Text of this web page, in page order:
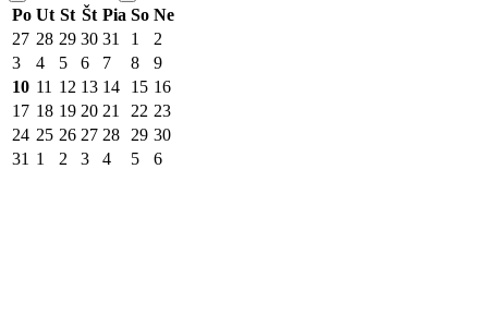
Po Ut St Št Pia So Ne
27 28 29 30 31 1
2
3
4 5 6 7 8
9
10 11 12 13 14 15 16
17 18 19 20 21 22 23
24 25 26 27 28 29 30
31 1 2 3 4 5 6